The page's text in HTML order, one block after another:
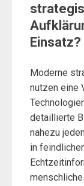
Einsatz?
Moderne
nutzen eine
detaillierte
nahezu
in